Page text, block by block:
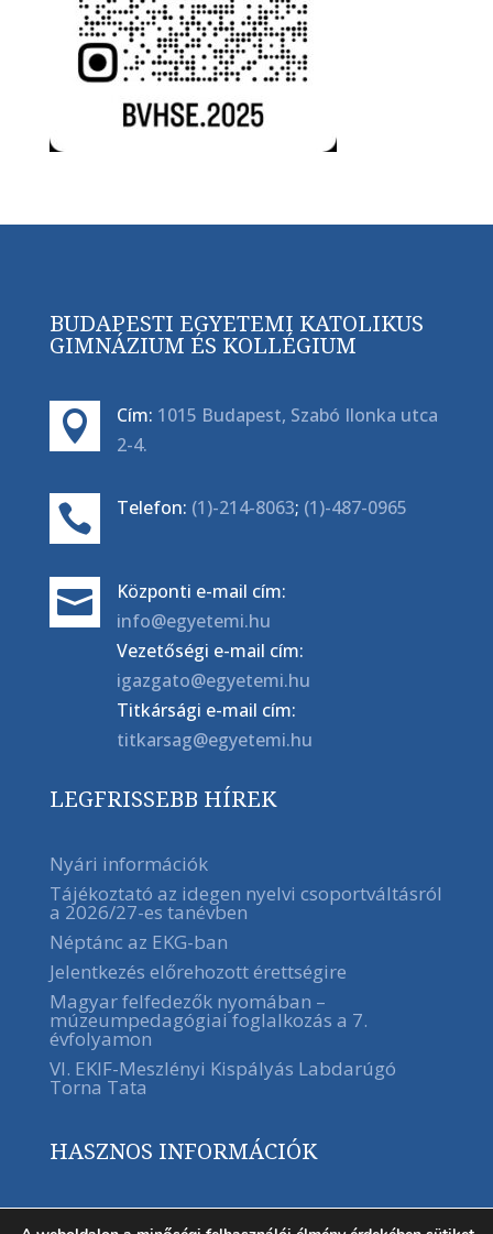
BUDAPESTI EGYETEMI KATOLIKUS
GIMNÁZIUM ÉS KOLLÉGIUM
 Cím: 1015 Budapest, Szabó Ilonka utca
2-4.
 Telefon: (1)-214-8063; (1)-487-0965

Központi e-mail cím:
info@egyetemi.hu
Vezetőségi e-mail cím:
igazgato@egyetemi.hu
Titkársági e-mail cím:
titkarsag@egyetemi.hu
LEGFRISSEBB HÍREK
Nyári információk
Tájékoztató az idegen nyelvi csoportváltásról
a 2026/27-es tanévben
Néptánc az EKG-ban
Jelentkezés előrehozott érettségire
Magyar felfedezők nyomában –
múzeumpedagógiai foglalkozás a 7.
évfolyamon
VI. EKIF-Meszlényi Kispályás Labdarúgó
Torna Tata
HASZNOS INFORMÁCIÓK